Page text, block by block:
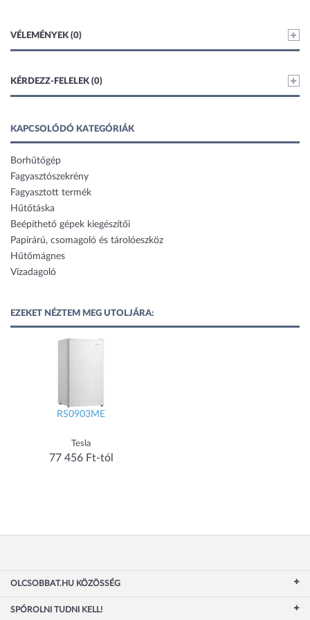
VÉLEMÉNYEK (0)
KÉRDEZZ-FELELEK (0)
KAPCSOLÓDÓ KATEGÓRIÁK
Borhűtőgép
Fagyasztószekrény
Fagyasztott termék
Hűtőtáska
Beépíthető gépek kiegészítői
Papírárú, csomagoló és tárolóeszköz
Hűtőmágnes
Vízadagoló
EZEKET NÉZTEM MEG UTOLJÁRA:
RS0903ME
Tesla
77 456 Ft-tól
OLCSOBBAT.HU KÖZÖSSÉG
SPÓROLNI TUDNI KELL!